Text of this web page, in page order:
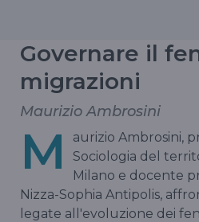
Governare il
migrazioni
Maurizio Ambrosini
M
aurizio Ambrosini,
Sociologia del
Milano e docente
Nizza-Sophia Antipolis,
legate all'evoluzione dei